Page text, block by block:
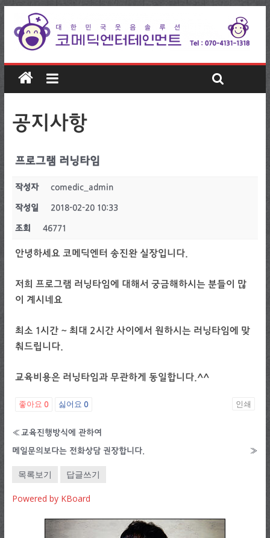
공지사항
프로그램 러닝타임
작성자 comedic_admin
작성일 2018-02-20 10:33
조회 46771
안녕하세요 코메딕엔터 송진완 실장입니다.
저희 프로그램 러닝타임에 대해서 궁금해하시는 분들이 많
이 계시네요
최소 1시간 ~ 최대 2시간 사이에서 원하시는 러닝타임에 맞
춰드립니다.
교육비용은 러닝타임과 무관하게 동일합니다.^^
좋아요 0 싫어요 0 인쇄
« 교육진행방식에 관하여
메일문의보다는 전화상담 권장합니다. »
목록보기 답글쓰기
Powered by KBoard